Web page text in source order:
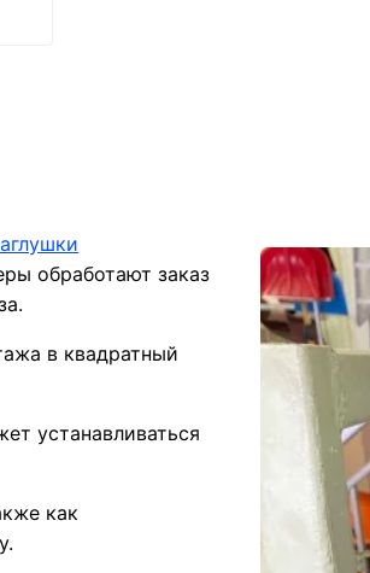
обработают заказ
в квадратный
устанавливаться
как